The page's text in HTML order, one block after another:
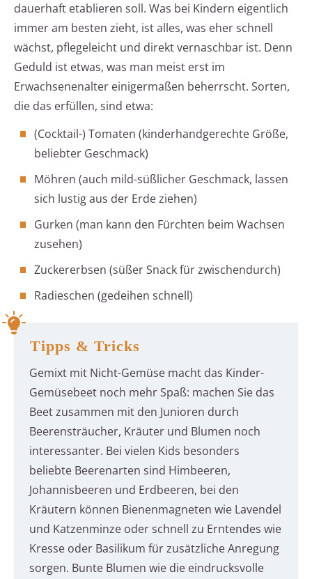
dauerhaft etablieren soll. Was bei Kindern eigentlich
immer am besten zieht, ist alles, was eher schnell
wächst, pflegeleicht und direkt vernaschbar ist. Denn
Geduld ist etwas, was man meist erst im
Erwachsenenalter einigermaßen beherrscht. Sorten,
die das erfüllen, sind etwa:
(Cocktail-) Tomaten (kinderhandgerechte Größe,
beliebter Geschmack)
Möhren (auch mild-süßlicher Geschmack, lassen
sich lustig aus der Erde ziehen)
Gurken (man kann den Fürchten beim Wachsen
zusehen)
Zuckererbsen (süßer Snack für zwischendurch)
Radieschen (gedeihen schnell)
Tipps & Tricks
Gemixt mit Nicht-Gemüse macht das Kinder-
Gemüsebeet noch mehr Spaß: machen Sie das
Beet zusammen mit den Junioren durch
Beerensträucher, Kräuter und Blumen noch
interessanter. Bei vielen Kids besonders
beliebte Beerenarten sind Himbeeren,
Johannisbeeren und Erdbeeren, bei den
Kräutern können Bienenmagneten wie Lavendel
und Katzenminze oder schnell zu Erntendes wie
Kresse oder Basilikum für zusätzliche Anregung
sorgen. Bunte Blumen wie die eindrucksvolle